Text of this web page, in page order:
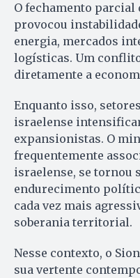
O fechamento parcial
provocou
energia, mercados
logísticas. Um
diretamente a
Enquanto isso,
israelense
expansionistas. O
frequentemente
israelense, se tornou
endurecimento
cada vez mais
soberania territorial.
Nesse contexto, o
sua vertente